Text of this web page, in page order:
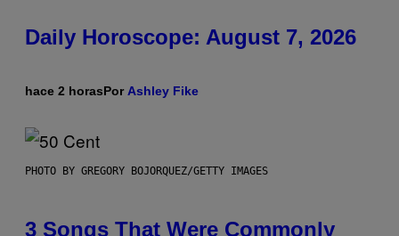
Daily Horoscope: August 7, 2026
hace 2 horasPorAshley Fike
PHOTO BY GREGORY BOJORQUEZ/GETTY IMAGES
3 Songs That Were Commonly